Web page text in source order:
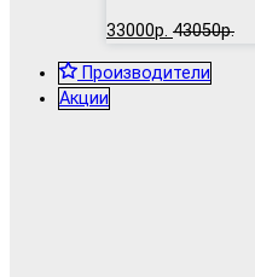
33000р. 43050р.
Производители
Акции